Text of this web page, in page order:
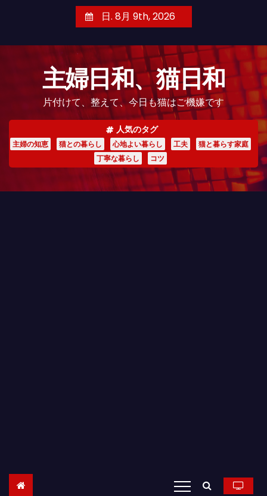
日. 8月 9th, 2026
主婦日和、猫日和
片付けて、整えて、今日も猫はご機嫌です
人気のタグ
主婦の知恵 猫との暮らし 心地よい暮らし 工夫
猫と暮らす家庭
丁寧な暮らし
コツ